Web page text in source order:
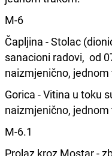
M-6
Čapljina - Stolac
sanacioni radovi, od
naizmjenično,
Gorica - Vitina u toku
naizmjenično,
M-6.1
Prolaz kroz Mostar -